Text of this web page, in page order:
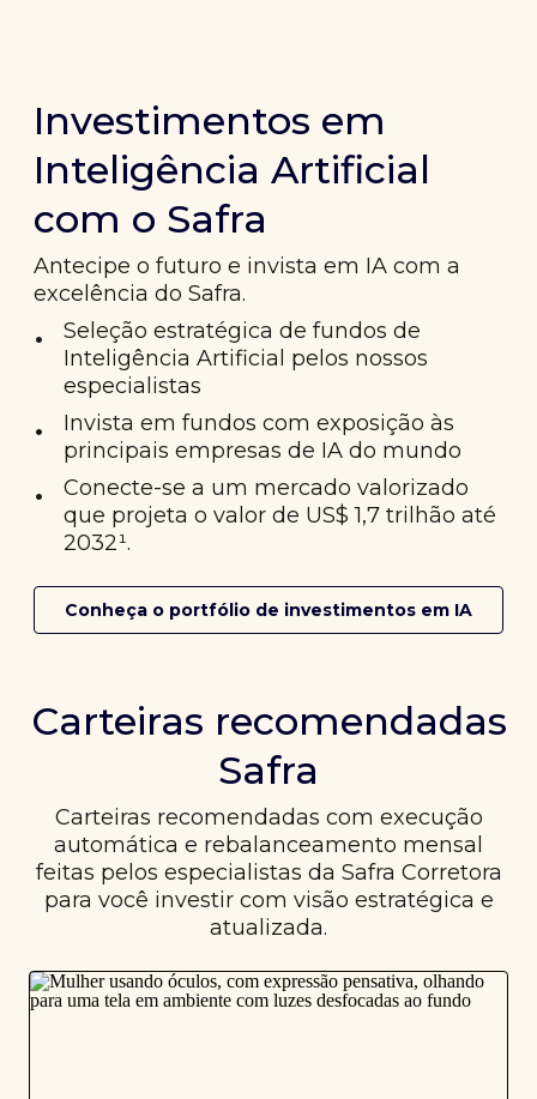
Investimentos em
Inteligência Artificial
com o Safra
Antecipe o futuro e invista em IA com a
excelência do Safra.
•
Seleção estratégica de fundos de
Inteligência Artificial pelos nossos
especialistas
•
Invista em fundos com exposição às
principais empresas de IA do mundo
•
Conecte-se a um mercado valorizado
que projeta o valor de US$ 1,7 trilhão até
2032¹.
Conheça o portfólio de investimentos em IA
Carteiras recomendadas
Safra
Carteiras recomendadas com execução
automática e rebalanceamento mensal
feitas pelos especialistas da Safra Corretora
para você investir com visão estratégica e
atualizada.